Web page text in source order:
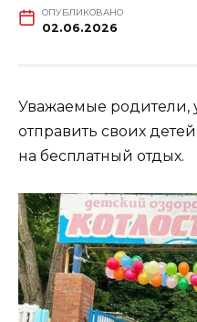
ОПУБЛИКОВАНО
02.06.2026
Уважаемые родители,
отправить своих детей
на бесплатный отдых.